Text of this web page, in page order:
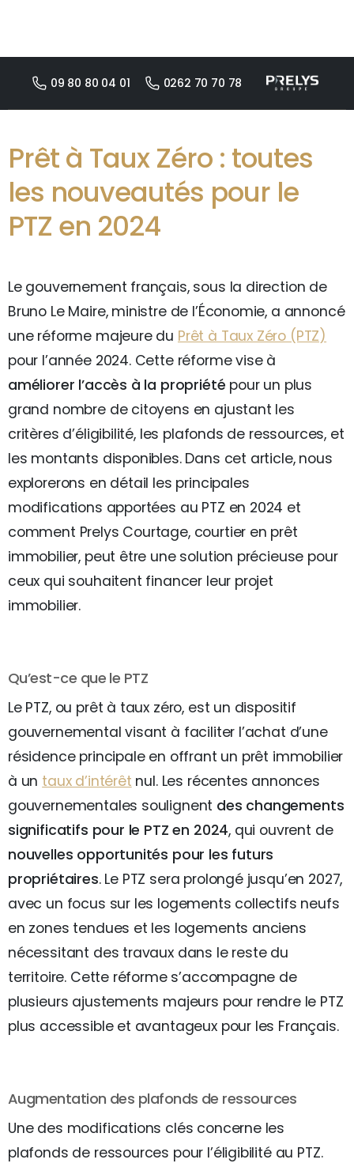
09 80 80 04 01 0262 70 70 78
Prêt à Taux Zéro : toutes
les nouveautés pour le
PTZ en 2024
Le gouvernement français, sous la direction de
Bruno Le Maire, ministre de l’Économie, a annoncé
une réforme majeure du Prêt à Taux Zéro (PTZ)
pour l’année 2024. Cette réforme vise à
améliorer l’accès à la propriété pour un plus
grand nombre de citoyens en ajustant les
critères d’éligibilité, les plafonds de ressources, et
les montants disponibles. Dans cet article, nous
explorerons en détail les principales
modifications apportées au PTZ en 2024 et
comment Prelys Courtage, courtier en prêt
immobilier, peut être une solution précieuse pour
ceux qui souhaitent financer leur projet
immobilier.
Qu’est-ce que le PTZ
Le PTZ, ou prêt à taux zéro, est un dispositif
gouvernemental visant à faciliter l’achat d’une
résidence principale en offrant un prêt immobilier
à un taux d’intérêt nul. Les récentes annonces
gouvernementales soulignent des changements
significatifs pour le PTZ en 2024, qui ouvrent de
nouvelles opportunités pour les futurs
propriétaires. Le PTZ sera prolongé jusqu’en 2027,
avec un focus sur les logements collectifs neufs
en zones tendues et les logements anciens
nécessitant des travaux dans le reste du
territoire. Cette réforme s’accompagne de
plusieurs ajustements majeurs pour rendre le PTZ
plus accessible et avantageux pour les Français.
Augmentation des plafonds de ressources
Une des modifications clés concerne les
plafonds de ressources pour l’éligibilité au PTZ.